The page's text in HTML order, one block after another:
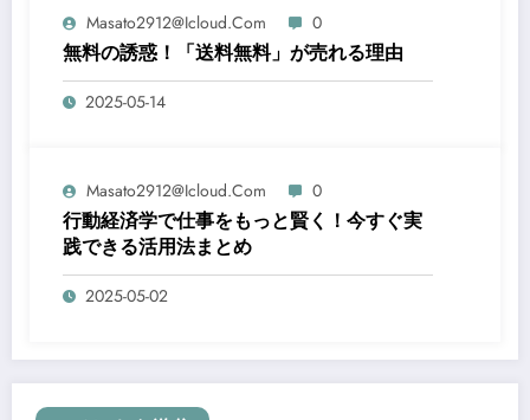
Masato2912@icloud.com 0
無料の誘惑！「送料無料」が売れる理由
2025-05-14
Masato2912@icloud.com 0
行動経済学で仕事をもっと賢く！今すぐ実
践できる活用法まとめ
2025-05-02